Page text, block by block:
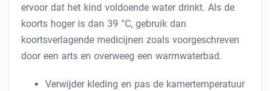
ervoor dat het kind voldoende water drinkt. Als de
koorts hoger is dan 39 °C, gebruik dan
koortsverlagende medicijnen zoals voorgeschreven
door een arts en overweeg een warmwaterbad.
Verwijder kleding en pas de kamertemperatuur